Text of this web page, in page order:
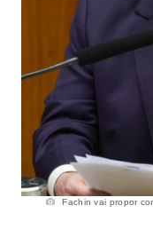
Fachin vai propor